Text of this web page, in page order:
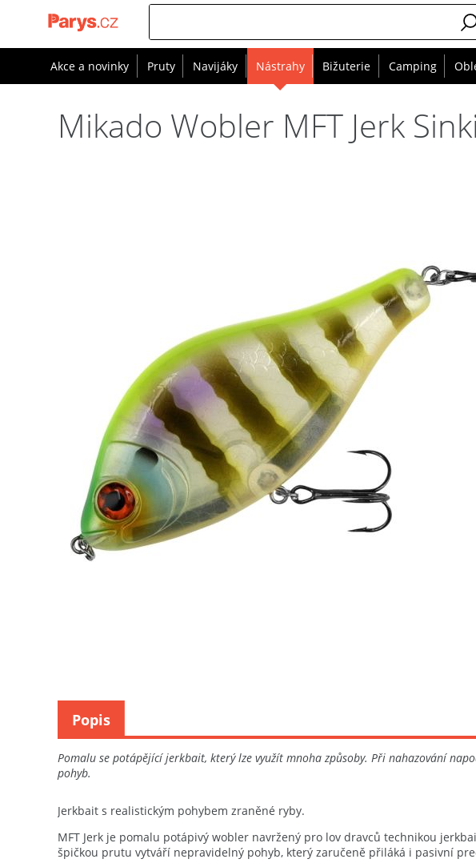
Akce a novinky Pruty Navijáky Nástrahy Bižuterie Camping
Mikado Wobler MFT Jerk
Pomalu se potápějící jerkbait, který lze využít mnoha způsoby. Při nahazování
pohyb.
Jerkbait s realistickým pohybem zraněné ryby.
MFT Jerk je pomalu potápivý wobler navržený pro lov dravců technikou
špičkou prutu vytváří nepravidelný pohyb, který zaručeně přiláká i pasivní
Popis